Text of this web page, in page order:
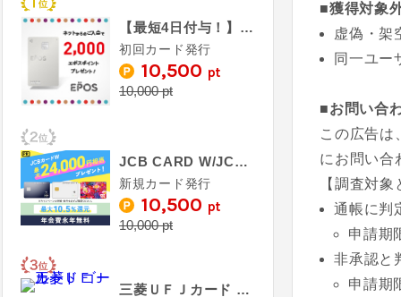
■獲得対象
虚偽・架
同一ユー
■お問い合
この広告は
にお問い合
【調査対
通帳に判
申請期
非承認と
申請期
【最短4日付与！】エポスカード
初回カード発行
10,500 pt
10,000 pt
JCB CARD W/JCB CARD W plus L
新規カード発行
10,500 pt
10,000 pt
三菱ＵＦＪカード ゴールド